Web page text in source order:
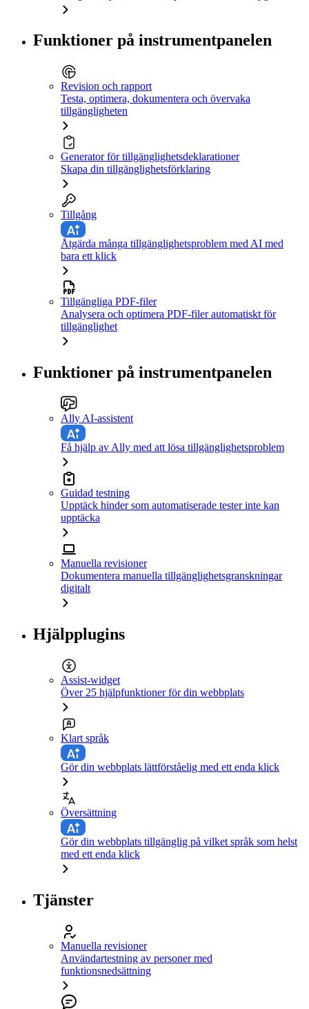
Funktioner på instrumentpanelen
Revision och rapport
Testa, optimera, dokumentera och övervaka
tillgängligheten
Generator för tillgänglighetsdeklarationer
Skapa din tillgänglighetsförklaring
Tillgång
Åtgärda många tillgänglighetsproblem med AI med
bara ett klick
Tillgängliga PDF-filer
Analysera och optimera PDF-filer automatiskt för
tillgänglighet
Funktioner på instrumentpanelen
Ally AI-assistent
Få hjälp av Ally med att lösa tillgänglighetsproblem
Guidad testning
Upptäck hinder som automatiserade tester inte kan
upptäcka
Manuella revisioner
Dokumentera manuella tillgänglighetsgranskningar
digitalt
Hjälpplugins
Assist-widget
Över 25 hjälpfunktioner för din webbplats
Klart språk
Gör din webbplats lättförståelig med ett enda klick
Översättning
Gör din webbplats tillgänglig på vilket språk som helst
med ett enda klick
Tjänster
Manuella revisioner
Användartestning av personer med
funktionsnedsättning